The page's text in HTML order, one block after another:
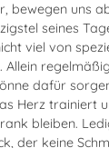
bewegen uns
seines
viel von
Allein
dafür
Herz trainiert
bleiben.
der keine